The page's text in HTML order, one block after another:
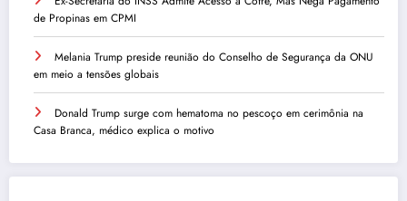
de Propinas em CPMI
Melania Trump preside reunião do Conselho de Segurança da ONU
em meio a tensões globais
Donald Trump surge com hematoma no pescoço em cerimônia na
Casa Branca, médico explica o motivo